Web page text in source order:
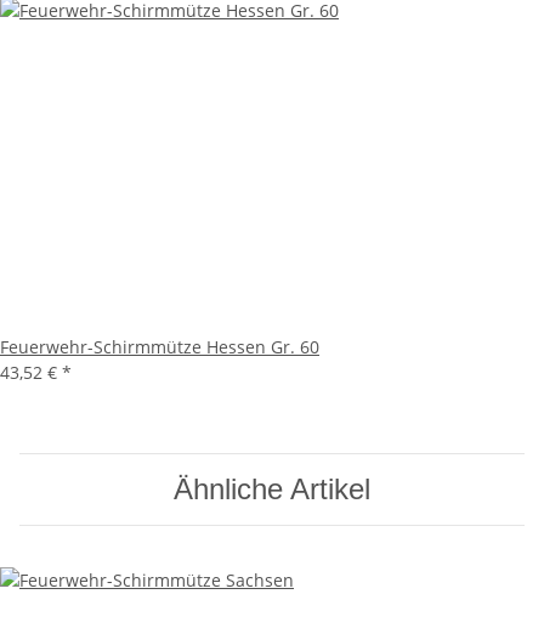
Feuerwehr-Schirmmütze Hessen Gr. 60
43,52 € *
Ähnliche Artikel